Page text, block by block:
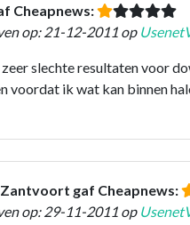
Cheapnews:
op: 21-12-2011 op
slechte resultaten voor
voordat ik wat kan binnen
gaf Cheapnews:
op: 29-11-2011 op